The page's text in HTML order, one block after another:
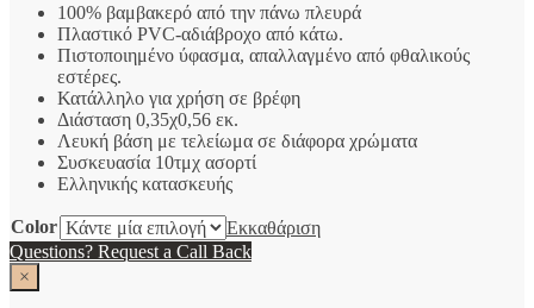
100% βαμβακερό από την πάνω πλευρά
Πλαστικό PVC-αδιάβροχο από κάτω.
Πιστοποιημένο ύφασμα, απαλλαγμένο από φθαλικούς
εστέρες.
Κατάλληλο για χρήση σε βρέφη
Διάσταση 0,35χ0,56 εκ.
Λευκή βάση με τελείωμα σε διάφορα χρώματα
Συσκευασία 10τμχ ασορτί
Ελληνικής κατασκευής
Color
Εκκαθάριση
Questions? Request a Call Back
×